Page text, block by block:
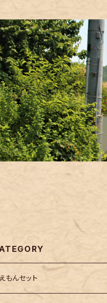
もんセット